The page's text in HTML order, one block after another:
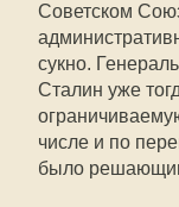
Советском
сукно.
Сталин уже
числе и по
было